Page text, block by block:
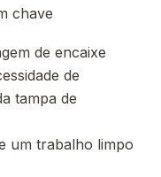
chave
de encaixe
de
tampa de
um trabalho limpo